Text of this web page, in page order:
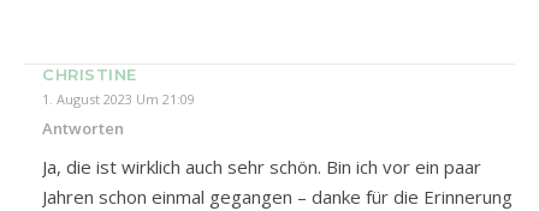
CHRISTINE
1. August 2023 Um 21:09
Antworten
Ja, die ist wirklich auch sehr schön. Bin ich vor ein paar
Jahren schon einmal gegangen – danke für die Erinnerung